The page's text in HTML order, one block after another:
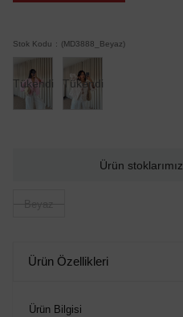
Stok Kodu (MD3888_Beyaz)
Tükendi Tükendi
Ürün
Ürün Özellikleri
Ürün Bilgisi